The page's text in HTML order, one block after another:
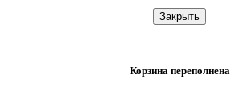
Закрыть
Корзина переполнена